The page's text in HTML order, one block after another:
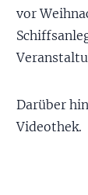
vor
Darüber
Videothek.